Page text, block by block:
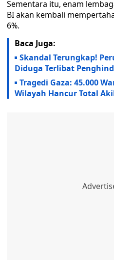
Sementara itu, enam
BI akan kembali
6%.
Baca Juga:
Skandal Terungkap!
Diduga Terlibat
Tragedi Gaza: 45.000
Wilayah Hancur Total